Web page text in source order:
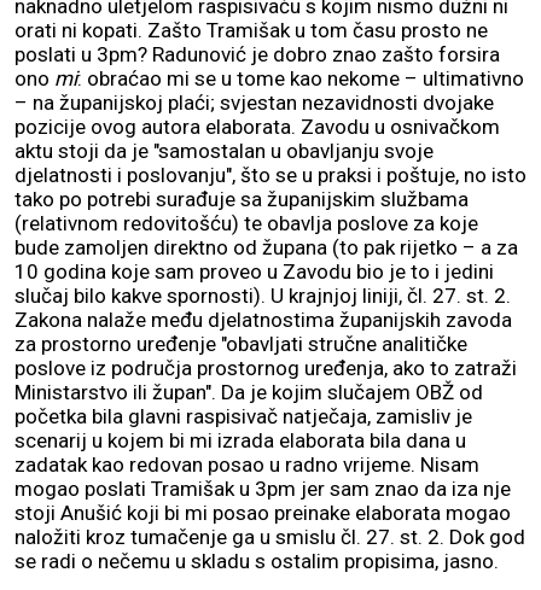
naknadno uletjelom raspisivaču s kojim nismo dužni ni
orati ni kopati. Zašto Tramišak u tom času prosto ne
poslati u 3pm? Radunović je dobro znao zašto forsira
ono mi: obraćao mi se u tome kao nekome – ultimativno
– na županijskoj plaći; svjestan nezavidnosti dvojake
pozicije ovog autora elaborata. Zavodu u osnivačkom
aktu stoji da je "samostalan u obavljanju svoje
djelatnosti i poslovanju", što se u praksi i poštuje, no isto
tako po potrebi surađuje sa županijskim službama
(relativnom redovitošću) te obavlja poslove za koje
bude zamoljen direktno od župana (to pak rijetko – a za
10 godina koje sam proveo u Zavodu bio je to i jedini
slučaj bilo kakve spornosti). U krajnjoj liniji, čl. 27. st. 2.
Zakona nalaže među djelatnostima županijskih zavoda
za prostorno uređenje "obavljati stručne analitičke
poslove iz područja prostornog uređenja, ako to zatraži
Ministarstvo ili župan". Da je kojim slučajem OBŽ od
početka bila glavni raspisivač natječaja, zamisliv je
scenarij u kojem bi mi izrada elaborata bila dana u
zadatak kao redovan posao u radno vrijeme. Nisam
mogao poslati Tramišak u 3pm jer sam znao da iza nje
stoji Anušić koji bi mi posao preinake elaborata mogao
naložiti kroz tumačenje ga u smislu čl. 27. st. 2. Dok god
se radi o nečemu u skladu s ostalim propisima, jasno.